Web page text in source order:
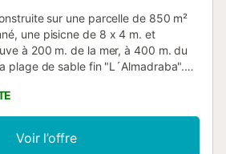
sur une parcelle de 850 m²
une pisicne de 8 x 4 m. et
à 200 m. de la mer, à 400 m. du
plage de sable fin "L´Almadraba".
équipée avec meubles de jardin,
lit double, une chambre avec deux
avec deux lits superposés, deux
et une cuisine indepéndante. La
Voir l’offre